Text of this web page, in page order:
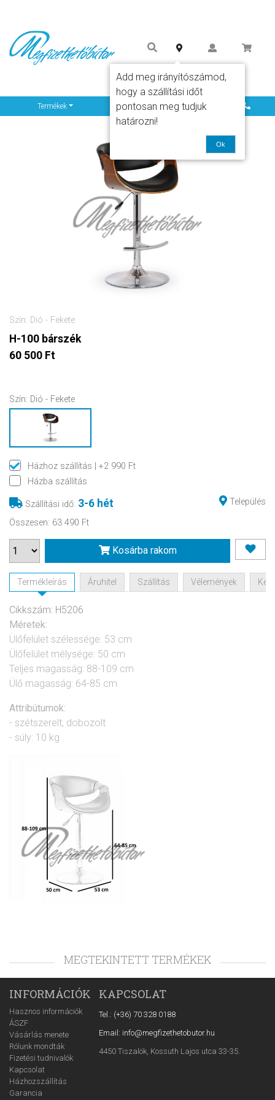
Termékek Info
Szín: Dió - Fekete
H-100 bárszék
60 500 Ft
Szín: Dió - Fekete
Házhoz szállítás
| +2 990 Ft
Házba szállítás
Szállítási idő: 3-6 hét
Település
Összesen: 63 490 Ft
Kosárba rakom
Termékleírás Áruhitel Szállítás Vélemények
Cikkszám: H5206
Méretek:
Ülőfelület szélessége: 53 cm
Ülőfelület mélysége: 50 cm
Teljes magasság: 88-109 cm
Ülő magasság: 64-85 cm
Attribútumok:
- szétszerelt, dobozolt
- súly: 10 kg
MEGTEKINTETT TERMÉKEK
INFORMÁCIÓK
Hasznos információk
ÁSZF
Vásárlás menete
Rólunk mondták
Fizetési tudnivalók
Kapcsolat
Házhozszállítás
Garancia
KAPCSOLAT
Tel.: (+36) 70 328 0188
Email: info@megfizethetobutor.hu
4450 Tiszalök, Kossuth Lajos utca 33-35.
Add meg irányítószámod,
hogy a szállítási időt
pontosan meg tudjuk
határozni!
Ok